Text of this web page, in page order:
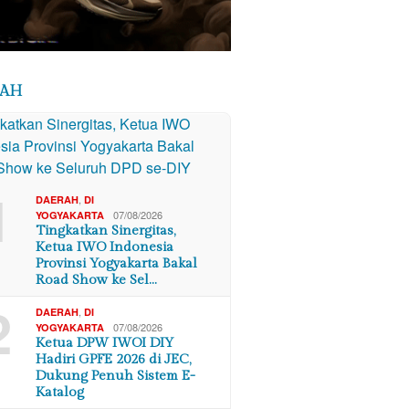
DAERAH ,DI
YOGYAKARTA
07/08/2026
Tingkatkan Sinergitas,
Ketua IWO Indonesia
Provinsi Yogyakarta Bakal
Road Show ke Sel…
DAERAH ,DI
YOGYAKARTA
07/08/2026
Ketua DPW IWOI DIY
Hadiri GPFE 2026 di JEC,
Dukung Penuh Sistem E-
Katalog